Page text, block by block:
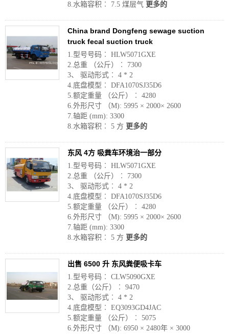
8.水箱容积︰ 7.5 煤层气 更多的
China brand Dongfeng sewage suction
truck fecal suction truck
1.型号号码︰ HLW5071GXE
2.总重 （公斤）︰ 7300
3、 驱动形式︰ 4 * 2
4.底盘模型︰ DFA1070SJ35D6
5.额定重量 （公斤）︰ 4280
6.外形尺寸 （M): 5995 × 2000× 2600
7.轴距 (mm): 3300
8.水箱容积︰ 5 方 更多的
东风 4方 吸粪车环境治一部分
1.型号号码︰ HLW5071GXE
2.总重 （公斤）︰ 7300
3、 驱动形式︰ 4 * 2
4.底盘模型︰ DFA1070SJ35D6
5.额定重量 （公斤）︰ 4280
6.外形尺寸 （M): 5995 × 2000× 2600
7.轴距 (mm): 3300
8.水箱容积︰ 5 方 更多的
出售 6500 升 东风粪便吸卡车
1.型号号码︰ CLW5090GXE
2.总重（公斤）︰ 9470
3、 驱动形式︰ 4 * 2
4.底盘模型︰ EQ3093GD4JAC
5.额定重量 （公斤）︰ 5075
6.外形尺寸 （M): 6950 × 2480年 × 3000